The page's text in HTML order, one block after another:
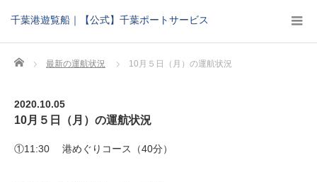
千葉港遊覧船｜【公式】千葉ポートサービス
Home 最新の運航状況 10月５日（月）の運航状況
2020.10.05
10月５日（月）の運航状況
①11:30 港めぐりコース（40分）